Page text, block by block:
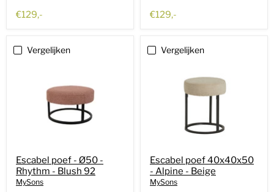
€129,- €129,-
Vergelijken
Escabel poef - Ø50 -
Rhythm - Blush 92
MySons
Vergelijken
Escabel poef 40x40x50
- Alpine - Beige
MySons